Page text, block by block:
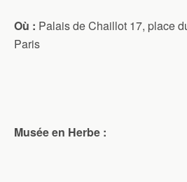
Où : Palais de Chaillot 17, place
Paris
Musée en Herbe :